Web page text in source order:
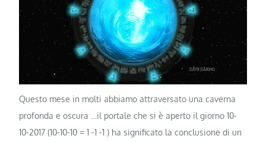
Questo mese in molti abbiamo attraversato una caverna
profonda e oscura …il portale che si è aperto il giorno 10-
10-2017 (10-10-10 = 1 -1 -1 ) ha significato la conclusione di un